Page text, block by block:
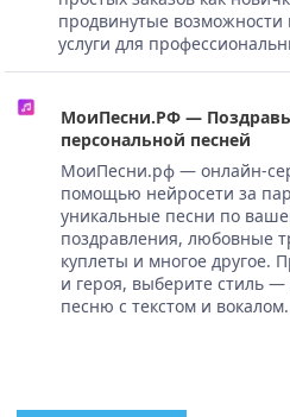
продвинутые возможности
услуги для
МоиПесни.РФ —
персональной песней
МоиПесни.рф — онлайн-
помощью нейросети за
уникальные песни по
поздравления, любовные
куплеты и многое другое.
и героя, выберите стиль —
песню с текстом и вокалом.